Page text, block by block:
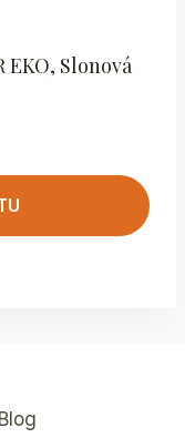
Slonová
Blog